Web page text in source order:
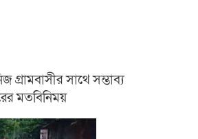
গ্রামবাসীর সাথে সম্ভাব্য
মতবিনিময়